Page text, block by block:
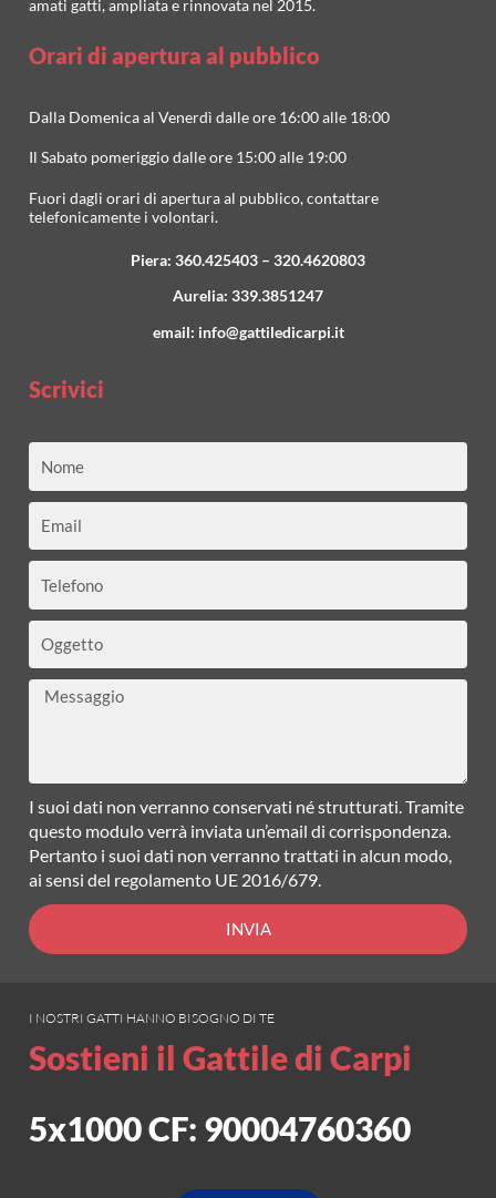
amati gatti, ampliata e rinnovata nel 2015.
Orari di apertura al pubblico
Dalla Domenica al Venerdì dalle ore 16:00 alle 18:00
Il Sabato pomeriggio dalle ore 15:00 alle 19:00
Fuori dagli orari di apertura al pubblico, contattare
telefonicamente i volontari.
Piera: 360.425403 – 320.4620803
Aurelia: 339.3851247
email: info@gattiledicarpi.it
Scrivici
Messaggio
I suoi dati non verranno conservati né strutturati. Tramite
questo modulo verrà inviata un’email di corrispondenza.
Pertanto i suoi dati non verranno trattati in alcun modo,
ai sensi del regolamento UE 2016/679.
INVIA
I NOSTRI GATTI HANNO BISOGNO DI TE
Sostieni il Gattile di Carpi
5x1000 CF: 90004760360